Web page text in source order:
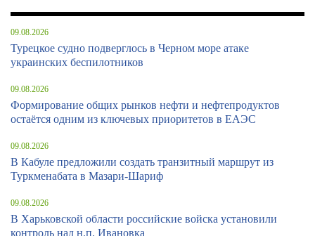
09.08.2026
Турецкое судно подверглось в Черном море атаке
украинских беспилотников
09.08.2026
Формирование общих рынков нефти и нефтепродуктов
остаётся одним из ключевых приоритетов в ЕАЭС
09.08.2026
В Кабуле предложили создать транзитный маршрут из
Туркменабата в Мазари-Шариф
09.08.2026
В Харьковской области российские войска установили
контроль над н.п. Ивановка